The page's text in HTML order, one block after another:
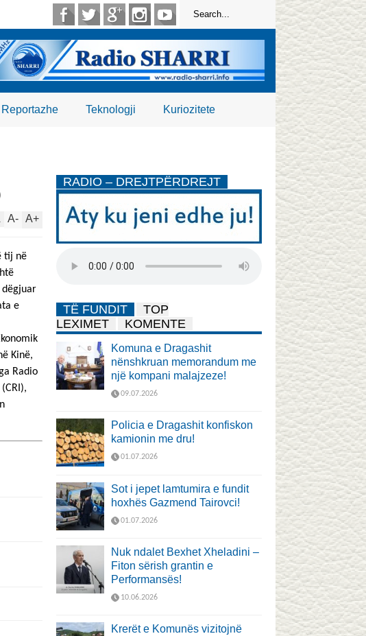
Reportazhe Teknologji Kuriozitete
A+
A-
tij në
dëgjuar
e
Kinë,
Radio
RADIO – DREJTPËRDREJT
TË FUNDIT
TOP
LEXIMET
KOMENTE
Komuna e Dragashit
nënshkruan memorandum me
një kompani malajzeze!
09.07.2026
Policia e Dragashit konfiskon
kamionin me dru!
01.07.2026
Sot i jepet lamtumira e fundit
hoxhës Gazmend Tairovci!
01.07.2026
Nuk ndalet Bexhet Xheladini –
Fiton sërish grantin e
Performansës!
10.06.2026
Krerët e Komunës vizitojnë